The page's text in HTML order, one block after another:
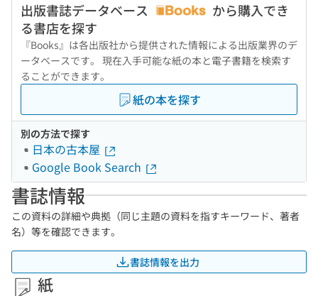
出版書誌データベース
から購入でき
る書店を探す
『Books』は各出版社から提供された情報による出版業界のデ
ータベースです。 現在入手可能な紙の本と電子書籍を検索す
ることができます。
紙の本を探す
別の方法で探す
日本の古本屋
Google Book Search
書誌情報
この資料の詳細や典拠（同じ主題の資料を指すキーワード、著者
名）等を確認できます。
書誌情報を出力
紙